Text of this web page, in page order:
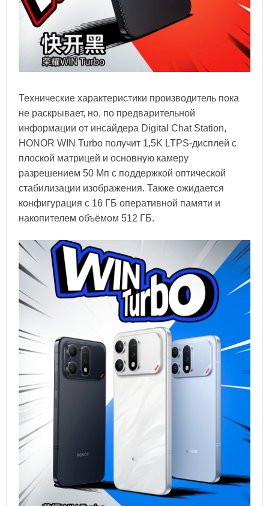
Технические характеристики производитель пока
не раскрывает, но, по предварительной
информации от инсайдера Digital Chat Station,
HONOR WIN Turbo получит 1,5K LTPS-дисплей с
плоской матрицей и основную камеру
разрешением 50 Мп с поддержкой оптической
стабилизации изображения. Также ожидается
конфигурация с 16 ГБ оперативной памяти и
накопителем объёмом 512 ГБ.